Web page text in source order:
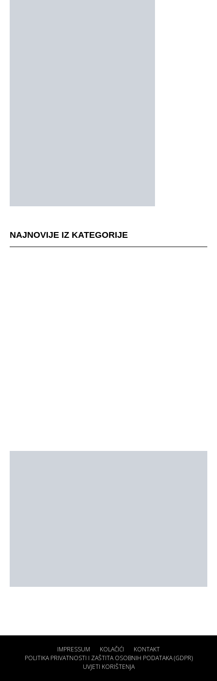
NAJNOVIJE IZ KATEGORIJE
IMPRESSUM KOLAČIĆI
KONTAKT
POLITIKA PRIVATNOSTI I ZAŠTITA OSOBNIH PODATAKA (GDPR)
UVJETI KORIŠTENJA